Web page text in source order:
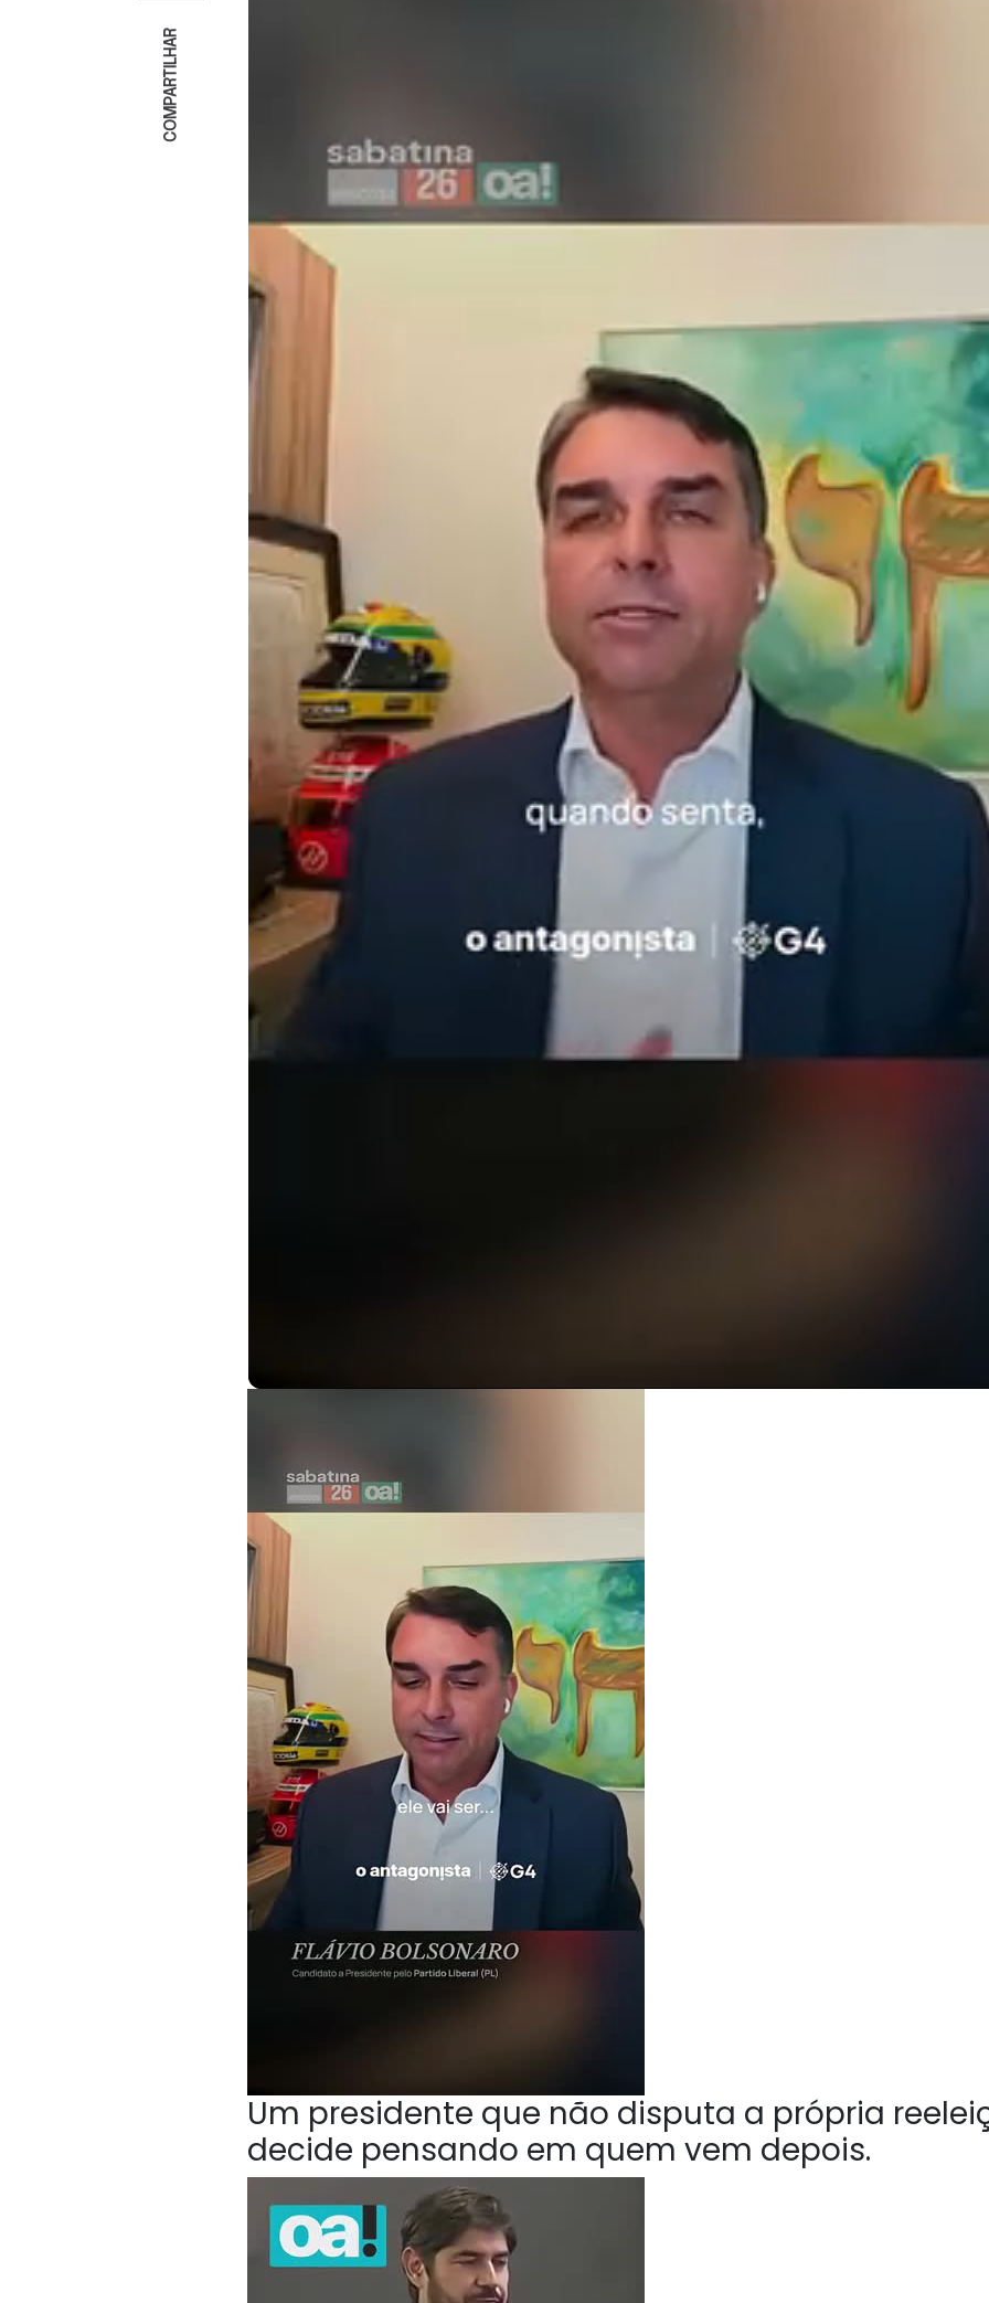
COMPARTILHAR
Um presidente que não disputa a própria
decide pensando em quem vem depois.